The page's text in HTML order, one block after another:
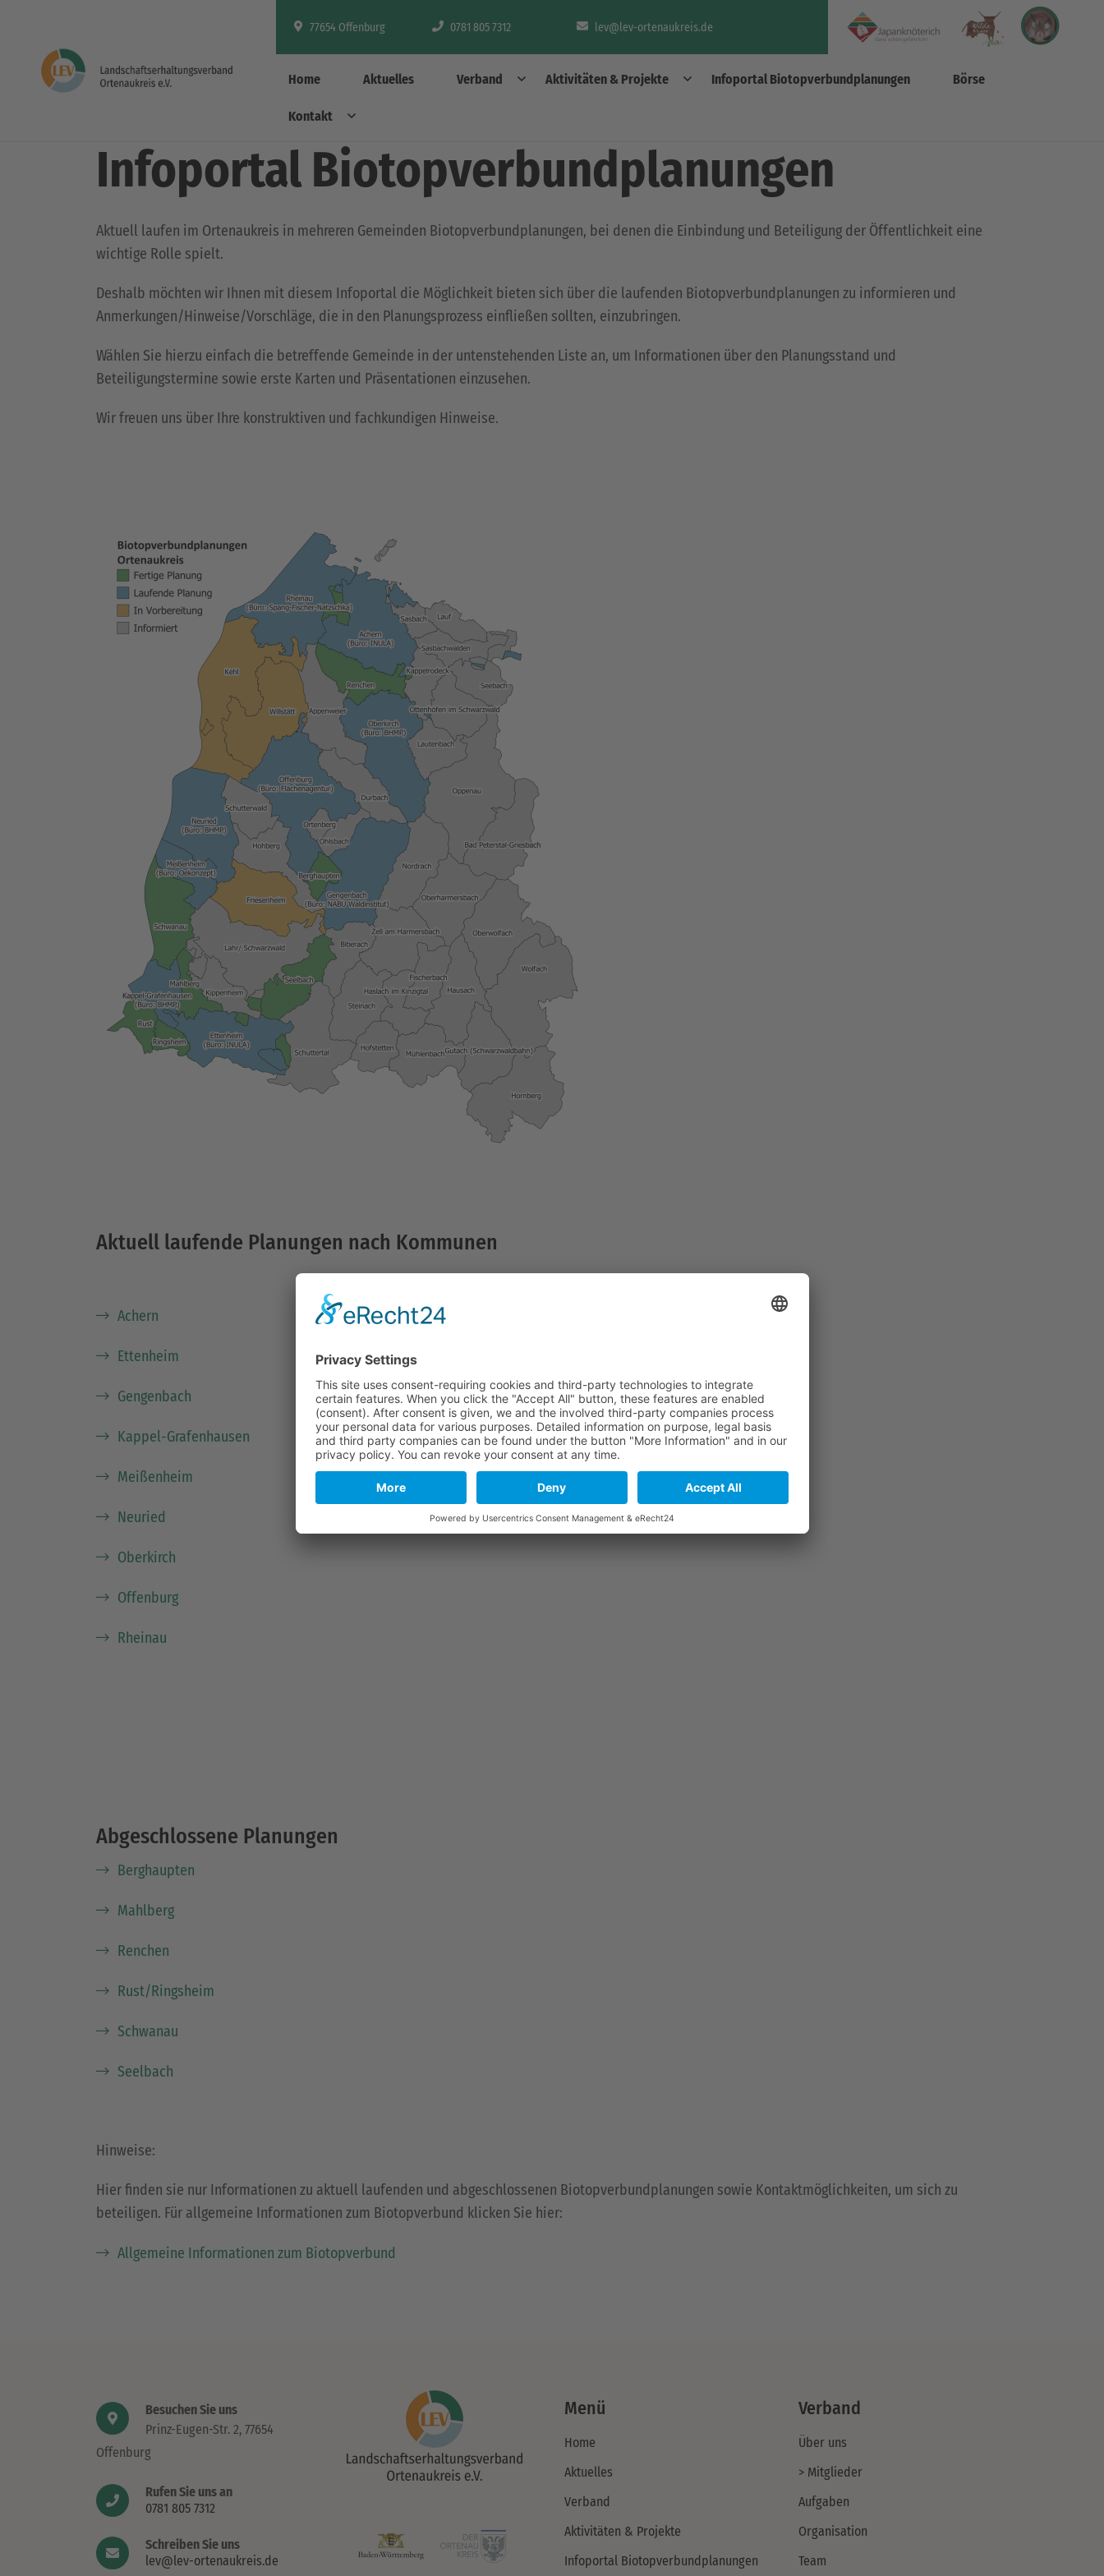
77654 Offenburg 0781 805 7312 lev@lev-ortenaukreis.de
Home Aktuelles Verband Aktivitäten & Projekte Infoportal Biotopverbundplanungen Börse
Kontakt
Infoportal Biotopverbundplanungen
Aktuell laufen im Ortenaukreis in mehreren Gemeinden Biotopverbundplanungen, bei denen die Einbindung und Beteiligung der Öffentlichkeit eine
wichtige Rolle spielt.
Deshalb möchten wir Ihnen mit diesem Infoportal die Möglichkeit bieten sich über die laufenden Biotopverbundplanungen zu informieren und
Anmerkungen/Hinweise/Vorschläge, die in den Planungsprozess einfließen sollten, einzubringen.
Wählen Sie hierzu einfach die betreffende Gemeinde in der untenstehenden Liste an, um Informationen über den Planungsstand und
Beteiligungstermine sowie erste Karten und Präsentationen einzusehen.
Wir freuen uns über Ihre konstruktiven und fachkundigen Hinweise.
Aktuell laufende Planungen nach Kommunen
Achern
Ettenheim
Gengenbach
Kappel-Grafenhausen
Meißenheim
Neuried
Oberkirch
Offenburg
Rheinau
Abgeschlossene Planungen
Berghaupten
Mahlberg
Renchen
Rust/Ringsheim
Schwanau
Seelbach
Hinweise:
Hier finden sie nur Informationen zu aktuell laufenden und abgeschlossenen Biotopverbundplanungen sowie Kontaktmöglichkeiten, um sich zu
beteiligen. Für allgemeine Informationen zum Biotopverbund klicken Sie hier:
Allgemeine Informationen zum Biotopverbund
Besuchen Sie uns
Prinz-Eugen-Str. 2, 77654
Offenburg
Rufen Sie uns an
0781 805 7312
Schreiben Sie uns
lev@lev-ortenaukreis.de
Menü
Home
Aktuelles
Verband
Aktivitäten & Projekte
Infoportal Biotopverbundplanungen
Verband
Über uns
> Mitglieder
Aufgaben
Organisation
Team